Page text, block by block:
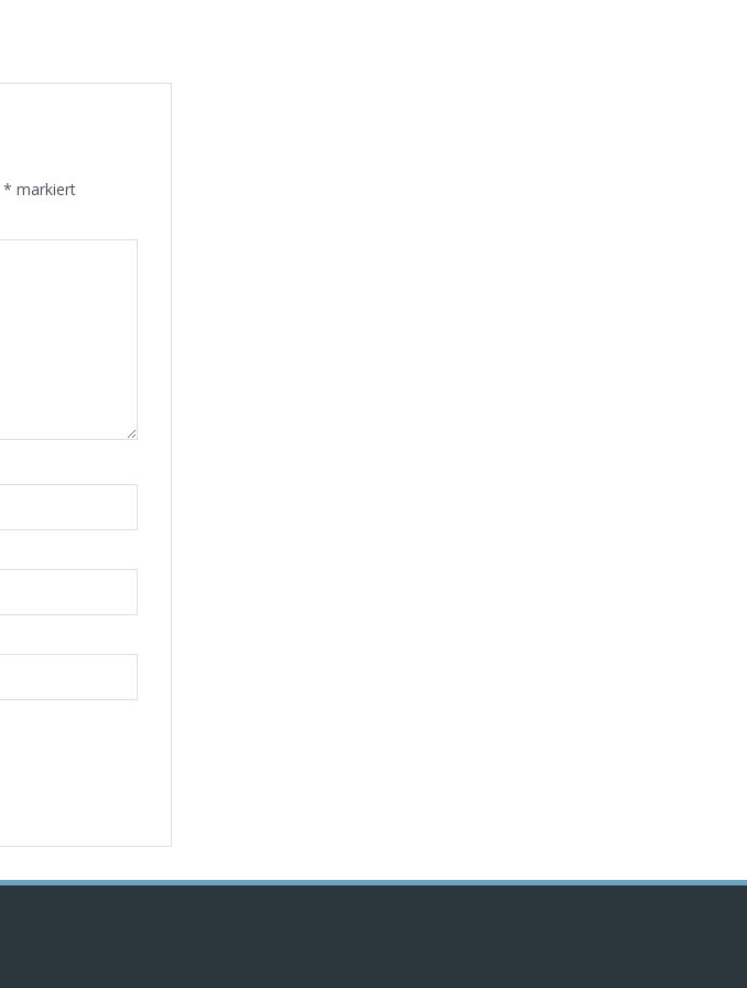
* markiert